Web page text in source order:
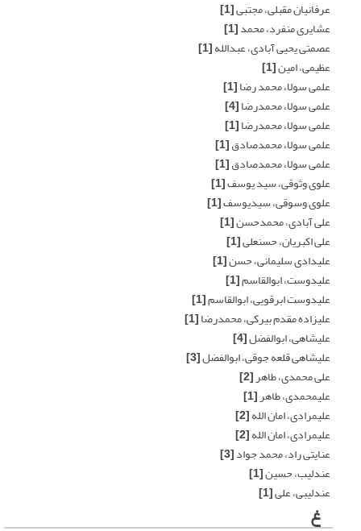
عرفانیان مقبلی، مجتبی[1]
عشایری منفرد، محمد[1]
عصمتی یحیی آبادی، عبدالله[1]
عظیمی، امین[1]
علمی سولا، محمد رضا[1]
علمی سولا، محمدرضا[4]
علمی سولا، محمدرضا[1]
علمی سولا، محمدصادق[1]
علمی سولا، محمدصادق[1]
علوی وثوقی، سید یوسف[1]
علوی وسوقی، سیدیوسف[1]
علی آبادی، محمدحسن[1]
علی اکبریان، حسنعلی[1]
علیدادی سلیمانی، حسن[1]
علیدوست، ابوالقاسم[1]
علیدوست ابرقویی، ابوالقاسم[1]
علیزاده مقدم بیرکی، محمدرضا[1]
علیشاهی، ابوالفضل[4]
علیشاهی قلعه جوقی، ابوالفضل[3]
علی محمدی، طاهر[2]
علیمحمدی، طاهر[1]
علیمرادی، امان الله[2]
علیمرادی، امان الله[2]
عنایتی راد، محمد جواد[3]
عندلیب، حسین[1]
عندلیبی، علی[1]
غ